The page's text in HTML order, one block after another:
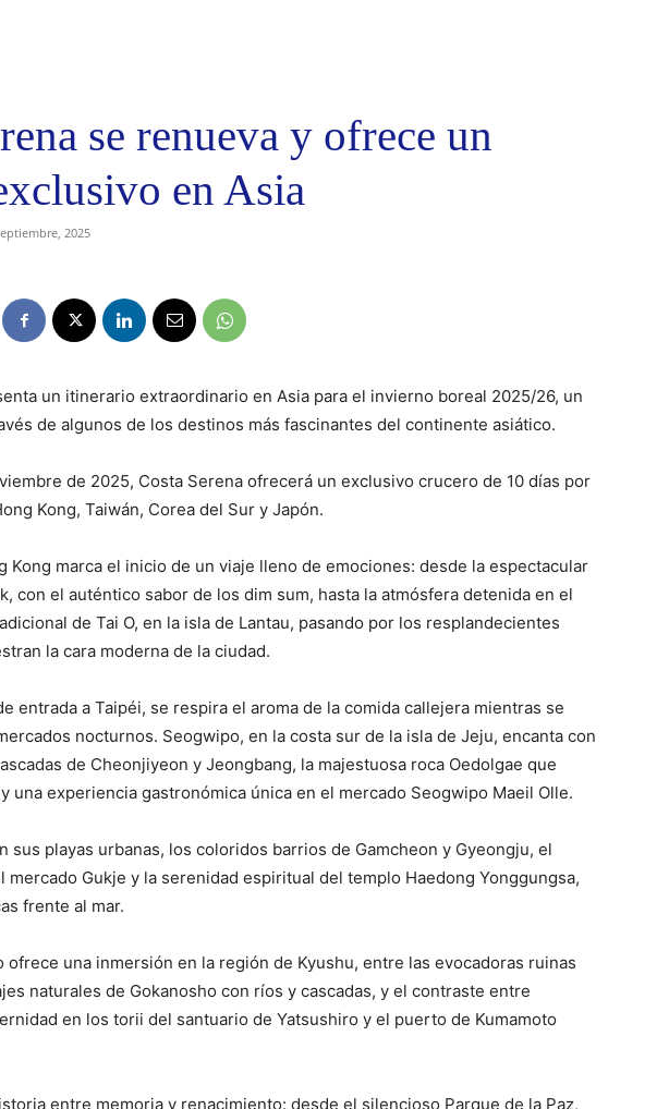
se renueva y ofrece un
en Asia
2025
un itinerario extraordinario en Asia para el invierno boreal 2025/26, un
de algunos de los destinos más fascinantes del continente asiático.
de 2025, Costa Serena ofrecerá un exclusivo crucero de 10 días por
Kong, Taiwán, Corea del Sur y Japón.
Kong marca el inicio de un viaje lleno de emociones: desde la espectacular
con el auténtico sabor de los dim sum, hasta la atmósfera detenida en el
de Tai O, en la isla de Lantau, pasando por los resplandecientes
la cara moderna de la ciudad.
entrada a Taipéi, se respira el aroma de la comida callejera mientras se
nocturnos. Seogwipo, en la costa sur de la isla de Jeju, encanta con
de Cheonjiyeon y Jeongbang, la majestuosa roca Oedolgae que
una experiencia gastronómica única en el mercado Seogwipo Maeil Olle.
sus playas urbanas, los coloridos barrios de Gamcheon y Gyeongju, el
Gukje y la serenidad espiritual del templo Haedong Yonggungsa,
frente al mar.
ofrece una inmersión en la región de Kyushu, entre las evocadoras ruinas
naturales de Gokanosho con ríos y cascadas, y el contraste entre
en los torii del santuario de Yatsushiro y el puerto de Kumamoto
entre memoria y renacimiento: desde el silencioso Parque de la Paz,